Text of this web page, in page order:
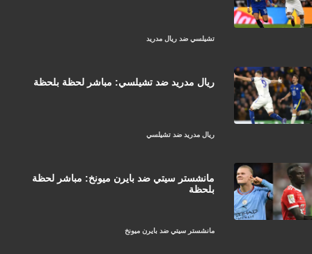
تشيلسي ضد ريال مدريد
ريال مدريد ضد تشيلسي
ريال مدريد ضد تشيلسي: مباشر لحظة بلحظة
مانشستر سيتي ضد بايرن ميونخ
مانشستر سيتي ضد بايرن ميونخ: مباشر لحظة
بلحظة